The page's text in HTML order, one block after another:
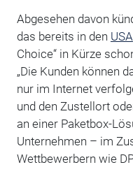
Abgesehen davon
das bereits in den USA
Choice“ in Kürze
„Die Kunden können
nur im Internet
und den Zustellort
an einer Paketbox-
Unternehmen – im
Wettbewerbern wie